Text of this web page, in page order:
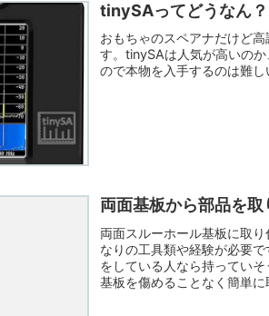
tinySAってどうなん？
おもちゃのスペアナだけど
す。tinySAは人気が高いの
ので本物を入手するのは難し
両面基板から部品を取
両面スルーホール基板に取
なりの工具類や経験が必要
をしている人なら持ってい
基板を傷めることなく簡単